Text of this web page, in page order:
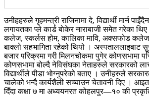
उनीहहरुले गृहमन्त्री राजिनामा दे, विद्यार्थी मार्न
लगायतका प्ले कार्ड बाेकेर नाराबाजी समेत गरेका
कलेज, स्कर्लस होम, कालिका मावि, अक्सफोड कलेज
बाक्लो सहभागिता रहेको थियो । अस्पताललाइबाट
बजार परिक्रमा गरी मिलनचोकमा पुगेर कोणसभामा
कोणसभामा बोल्दै नेविसंघका नेताहरुले सरकारको
विद्यार्थीले पीडा भोग्नुपरेको बताए । उनीहरुले
चालेको भन्दै कार्यशैली सच्याउन चेतावनी दिए ।
दिँदा कक्षा ७ मा अध्ययनरत कोहलपुर—१० की